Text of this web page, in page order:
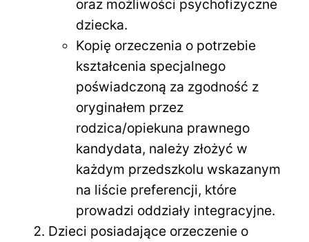
oraz możliwości psychofizyczne
dziecka.
Kopię orzeczenia o potrzebie
kształcenia specjalnego
poświadczoną za zgodność z
oryginałem przez
rodzica/opiekuna prawnego
kandydata, należy złożyć w
każdym przedszkolu wskazanym
na liście preferencji, które
prowadzi oddziały integracyjne.
Dzieci posiadające orzeczenie o